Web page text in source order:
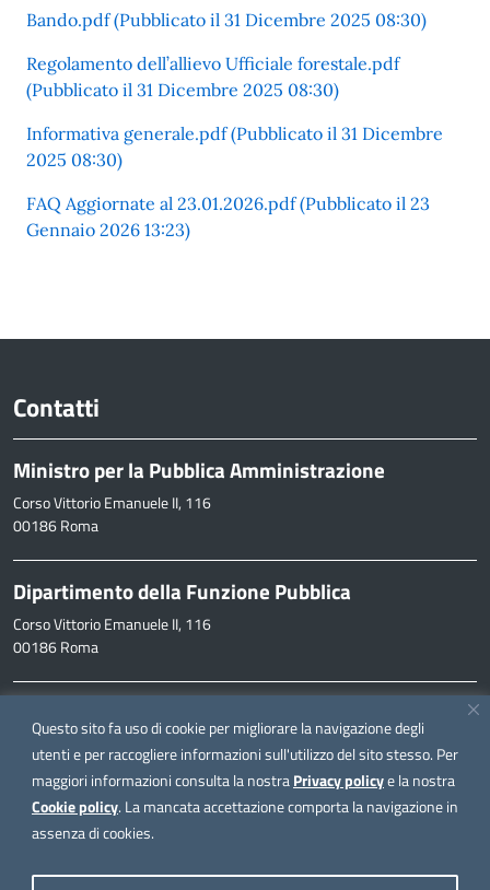
Questo sito fa uso di cookie per migliorare la navigazione degli
utenti e per raccogliere informazioni sull'utilizzo del sito stesso. Per
maggiori informazioni consulta la nostraPrivacy policye la nostra
Cookie policy. La mancata accettazione comporta la navigazione in
assenza di cookies.
Bando.pdf (Pubblicato il 31 Dicembre 2025 08:30)
Regolamento dell’allievo Ufficiale forestale.pdf
(Pubblicato il 31 Dicembre 2025 08:30)
Informativa generale.pdf (Pubblicato il 31 Dicembre
2025 08:30)
FAQ Aggiornate al 23.01.2026.pdf (Pubblicato il 23
Gennaio 2026 13:23)
Contatti
Ministro per la Pubblica Amministrazione
Corso Vittorio Emanuele II, 116
00186 Roma
Dipartimento della Funzione Pubblica
Corso Vittorio Emanuele II, 116
00186 Roma
inpa@funzionepubblica.it
FAQ
FAQ – Domande e risposte
Seguici su